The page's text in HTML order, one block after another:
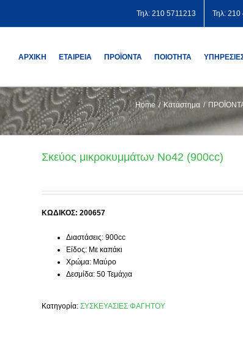
Τηλ: 210 5711213 Τηλ: 210
ΑΡΧΙΚΗ ΕΤΑΙΡΕΙΑ ΠΡΟΪΟΝΤΑ ΠΟΙΟΤΗΤΑ
Home / Κατάστημα /
Σκεύος μικροκυμμάτων Νο42 (900cc)
ΚΩΔΙΚΟΣ: 200657
Διαστάσεις: 900cc
Είδος: Με καπάκι
Χρώμα: Μαύρο
Δεσμίδα: 50 Τεμάχια
Κατηγορία: ΣΥΣΚΕΥΑΣΙΕΣ ΦΑΓΗΤΟΥ